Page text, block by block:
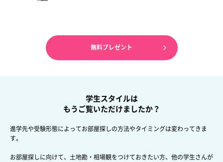
無料プレゼント
学生スタイルは
もうご覧いただけましたか？
進学先や受験形態によってお部屋探しの方法やタイミングは変わってきま
す。
お部屋探しに向けて、土地勘・相場観をつけておきたい方、 他の学生さんが